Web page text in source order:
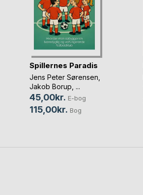
Spillernes Paradis
Jens Peter Sørensen
Jakob Borup , ...
45,00kr. E-bog
115,00kr. Bog